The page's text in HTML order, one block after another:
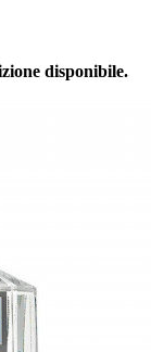
disponibile.